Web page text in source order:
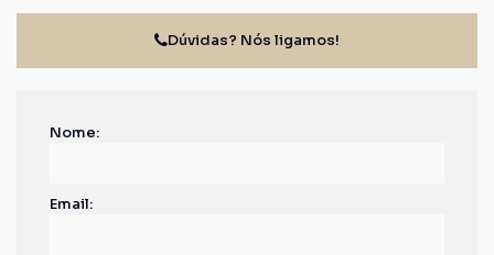
Dúvidas? Nós ligamos!
Nome:
Email: